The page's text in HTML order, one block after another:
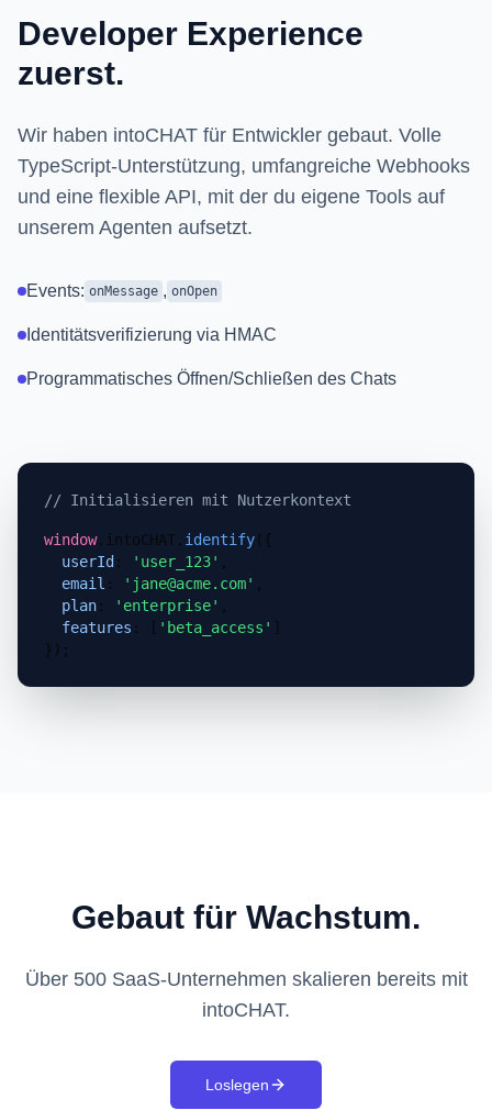
Developer Experience
zuerst.
Wir haben intoCHAT für Entwickler gebaut. Volle
TypeScript-Unterstützung, umfangreiche Webhooks
und eine flexible API, mit der du eigene Tools auf
unserem Agenten aufsetzt.
Events: onMessage , onOpen
Identitätsverifizierung via HMAC
Programmatisches Öffnen/Schließen des Chats
// Initialisieren mit Nutzerkontext
window.intoCHAT. identify( {
userId : 'user_123' ,
email : 'jane@acme.com' ,
plan : 'enterprise' ,
features : [ 'beta_access' ]
} );
Gebaut für Wachstum.
Über 500 SaaS-Unternehmen skalieren bereits mit
intoCHAT.
Loslegen